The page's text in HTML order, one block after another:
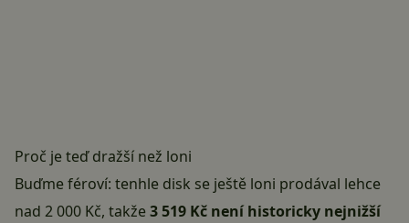
Proč je teď dražší než loni
Buďme féroví: tenhle disk se ještě loni prodával lehce
nad 2 000 Kč, takže3 519 Kč není historicky nejnižší